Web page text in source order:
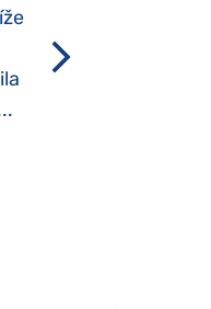
který je u
Po půl roce